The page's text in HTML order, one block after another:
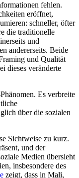
fehlen.
eröffnet,
schneller, öfter
die traditionelle
und
andererseits. Beide
und Qualität
dieses veränderte
Es verbreite
über die sozialen
Sichtweise zu kurz.
und der
Medien übersieht
insbesondere des
zeigt, dass in Mali,